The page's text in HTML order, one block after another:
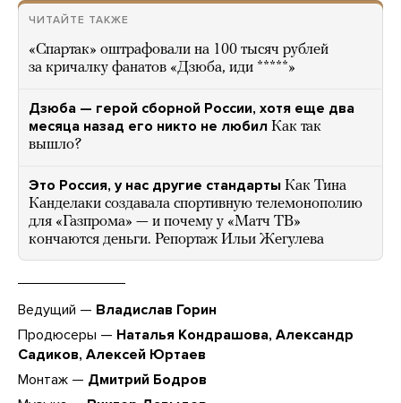
ЧИТАЙТЕ ТАКЖЕ
«Спартак» оштрафовали на 100 тысяч рублей
за кричалку фанатов «Дзюба, иди *****»
Дзюба — герой сборной России, хотя еще два
месяца назад его никто не любил Как так
вышло?
Это Россия, у нас другие стандарты Как Тина
Канделаки создавала спортивную телемонополию
для «Газпрома» — и почему у «Матч ТВ»
кончаются деньги. Репортаж Ильи Жегулева
Ведущий — Владислав Горин
Продюсеры — Наталья Кондрашова, Александр
Садиков, Алексей Юртаев
Монтаж — Дмитрий Бодров